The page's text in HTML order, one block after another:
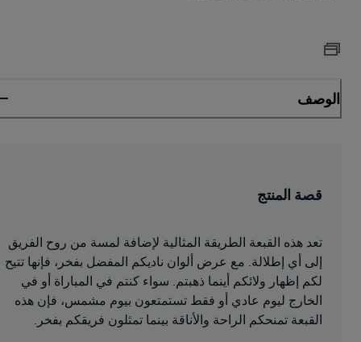
الوصف
قصة المنتج
تعد هذه القبعة الطريقة المثالية لإضافة لمسة من روح الفريق
إلى أي إطلالة. مع عرض ألوان ناديكم المفضل بفخر، فإنها تتيح
لكم إظهار ولائكم أينما ذهبتم. سواء كنتم في المباراة أو في
الخارج ليوم عادي أو فقط تستمتعون بيوم مشمس، فإن هذه
القبعة تمنحكم الراحة والأناقة بينما تمثلون فريقكم بفخر.